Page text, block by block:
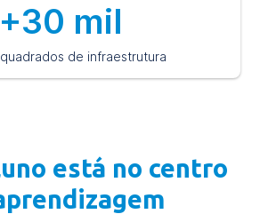
+30 mil
de infraestrutura
está no centro